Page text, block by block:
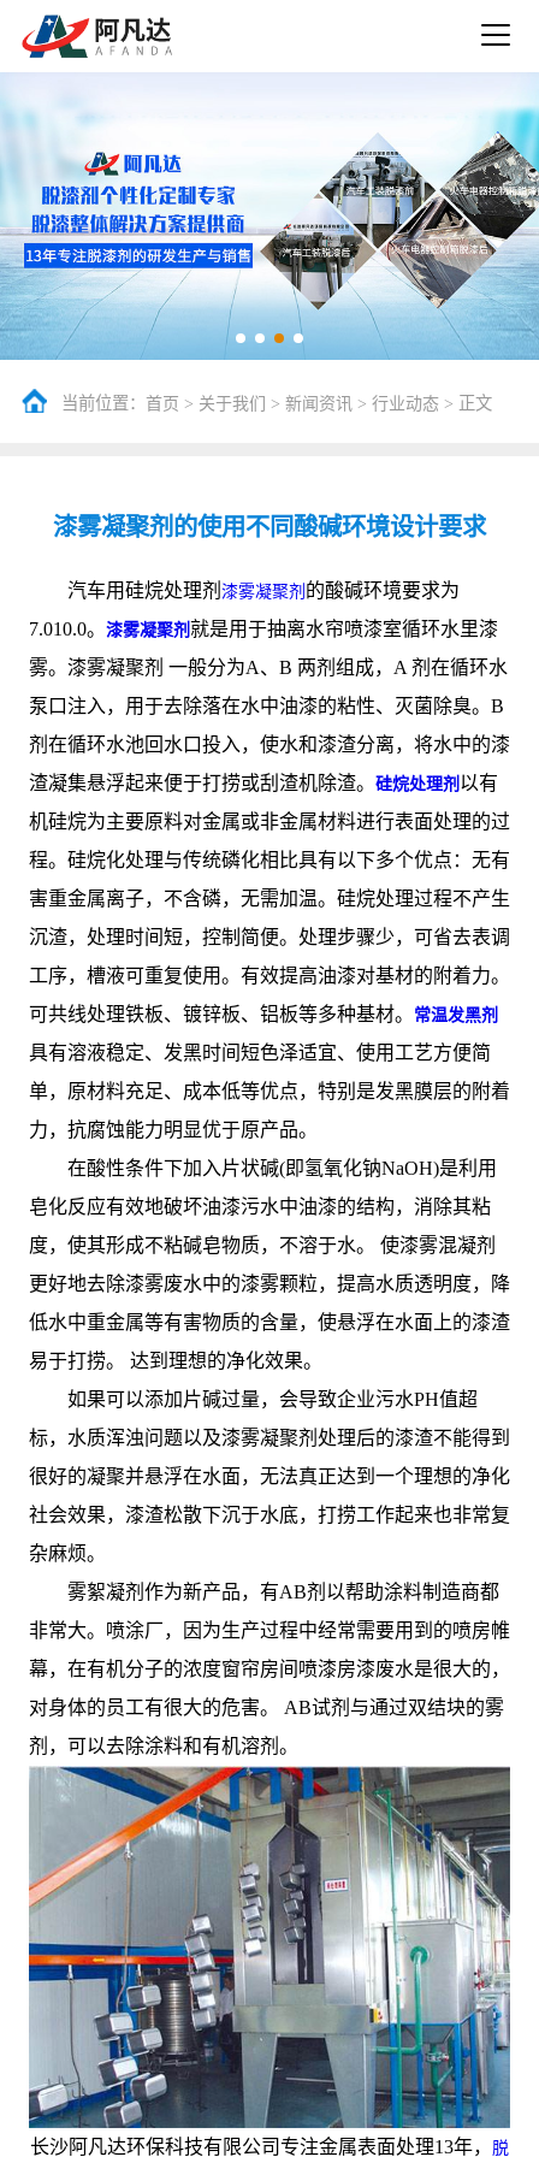
当前位置： 首页 > 关于我们 > 新闻资讯 > 行业动态> 正文
漆雾凝聚剂的使用不同酸碱环境设计要求
汽车用硅烷处理剂 漆雾凝聚剂 的酸碱环境要求为
7.010.0。 漆雾凝聚剂 就是用于抽离水帘喷漆室循环水里漆
雾。漆雾凝聚剂 一般分为A、B 两剂组成，A 剂在循环水
泵口注入，用于去除落在水中油漆的粘性、灭菌除臭。B
剂在循环水池回水口投入，使水和漆渣分离，将水中的漆
渣凝集悬浮起来便于打捞或刮渣机除渣。 硅烷处理剂 以有
机硅烷为主要原料对金属或非金属材料进行表面处理的过
程。硅烷化处理与传统磷化相比具有以下多个优点：无有
害重金属离子，不含磷，无需加温。硅烷处理过程不产生
沉渣，处理时间短，控制简便。处理步骤少，可省去表调
工序，槽液可重复使用。有效提高油漆对基材的附着力。
可共线处理铁板、镀锌板、铝板等多种基材。
常温发黑剂
具有溶液稳定、发黑时间短色泽适宜、使用工艺方便简
单，原材料充足、成本低等优点，特别是发黑膜层的附着
力，抗腐蚀能力明显优于原产品。
在酸性条件下加入片状碱(即氢氧化钠NaOH)是利用
皂化反应有效地破坏油漆污水中油漆的结构，消除其粘
度，使其形成不粘碱皂物质，不溶于水。 使漆雾混凝剂
更好地去除漆雾废水中的漆雾颗粒，提高水质透明度，降
低水中重金属等有害物质的含量，使悬浮在水面上的漆渣
易于打捞。 达到理想的净化效果。
如果可以添加片碱过量，会导致企业污水PH值超
标，水质浑浊问题以及漆雾凝聚剂处理后的漆渣不能得到
很好的凝聚并悬浮在水面，无法真正达到一个理想的净化
社会效果，漆渣松散下沉于水底，打捞工作起来也非常复
杂麻烦。
雾絮凝剂作为新产品，有AB剂以帮助涂料制造商都
非常大。喷涂厂，因为生产过程中经常需要用到的喷房帷
幕，在有机分子的浓度窗帘房间喷漆房漆废水是很大的，
对身体的员工有很大的危害。 AB试剂与通过双结块的雾
剂，可以去除涂料和有机溶剂。
长沙阿凡达环保科技有限公司专注金属表面处理13年， 脱